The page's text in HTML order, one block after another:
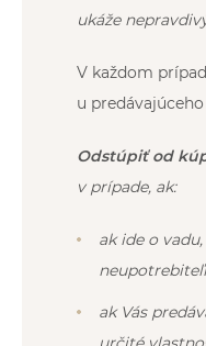
ukáže
V každom
u predávajúceho
Odstúpiť od
v prípade, ak:
ak ide o
ak Vás